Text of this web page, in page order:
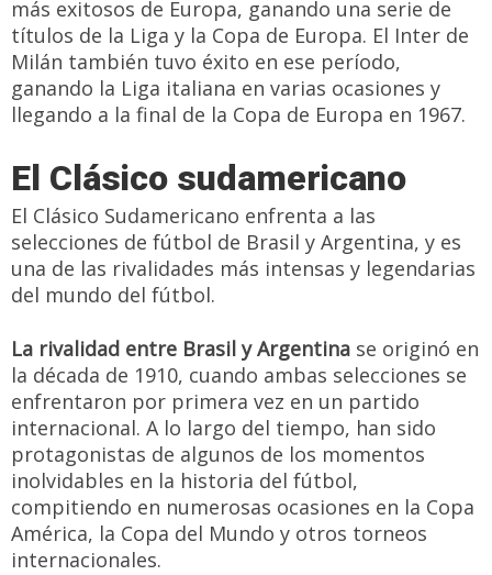
más exitosos de Europa, ganando una serie de
títulos de la Liga y la Copa de Europa. El Inter de
Milán también tuvo éxito en ese período,
ganando la Liga italiana en varias ocasiones y
llegando a la final de la Copa de Europa en 1967.
El Clásico sudamericano
El Clásico Sudamericano enfrenta a las
selecciones de fútbol de Brasil y Argentina, y es
una de las rivalidades más intensas y legendarias
del mundo del fútbol.
La rivalidad entre Brasil y Argentina se originó en
la década de 1910, cuando ambas selecciones se
enfrentaron por primera vez en un partido
internacional. A lo largo del tiempo, han sido
protagonistas de algunos de los momentos
inolvidables en la historia del fútbol,
compitiendo en numerosas ocasiones en la Copa
América, la Copa del Mundo y otros torneos
internacionales.